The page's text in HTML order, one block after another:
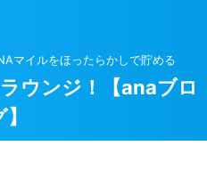
マイルをほったらかしで貯める
ウンジ！【anaブロ